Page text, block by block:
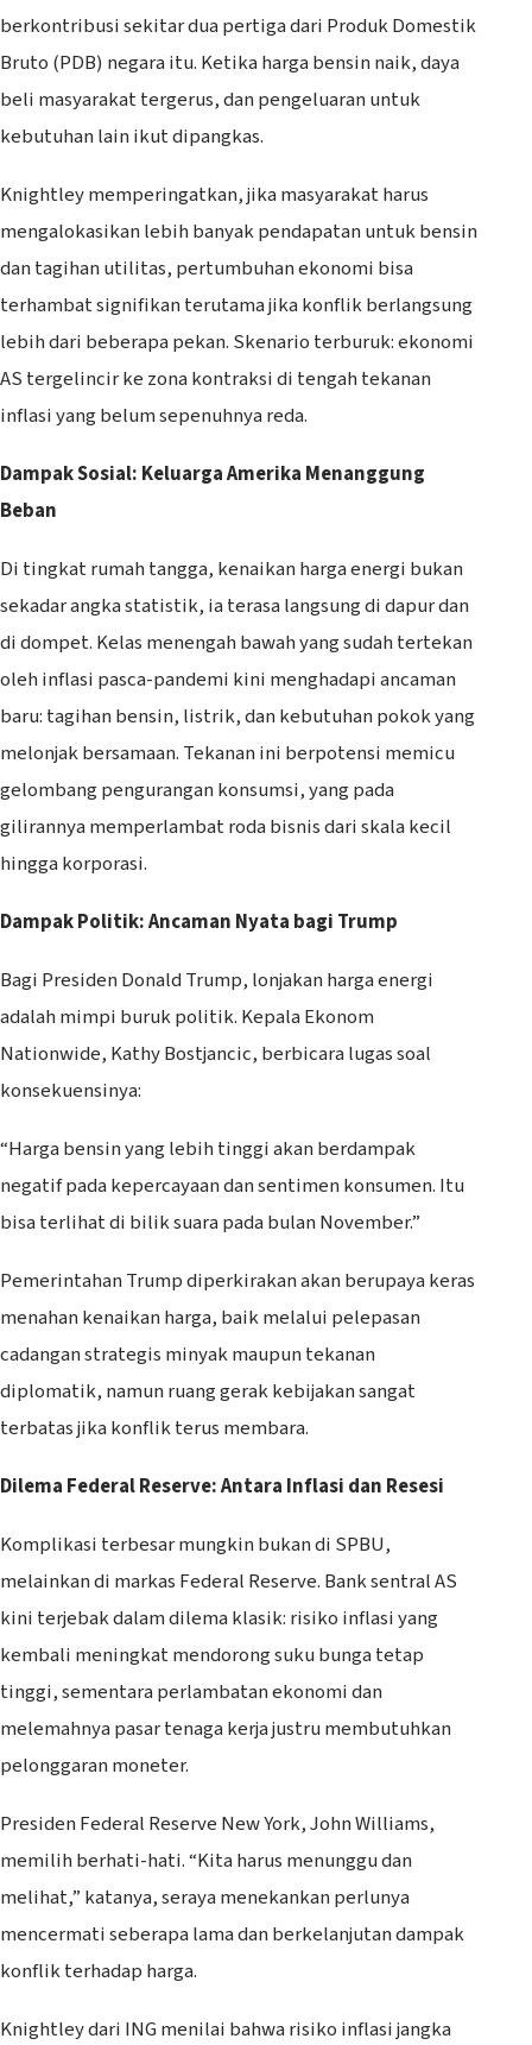
berkontribusi sekitar dua pertiga dari Produk Domestik
Bruto (PDB) negara itu. Ketika harga bensin naik, daya
beli masyarakat tergerus, dan pengeluaran untuk
kebutuhan lain ikut dipangkas.
Knightley memperingatkan, jika masyarakat harus
mengalokasikan lebih banyak pendapatan untuk bensin
dan tagihan utilitas, pertumbuhan ekonomi bisa
terhambat signifikan terutama jika konflik berlangsung
lebih dari beberapa pekan. Skenario terburuk: ekonomi
AS tergelincir ke zona kontraksi di tengah tekanan
inflasi yang belum sepenuhnya reda.
Dampak Sosial: Keluarga Amerika Menanggung
Beban
Di tingkat rumah tangga, kenaikan harga energi bukan
sekadar angka statistik, ia terasa langsung di dapur dan
di dompet. Kelas menengah bawah yang sudah tertekan
oleh inflasi pasca-pandemi kini menghadapi ancaman
baru: tagihan bensin, listrik, dan kebutuhan pokok yang
melonjak bersamaan. Tekanan ini berpotensi memicu
gelombang pengurangan konsumsi, yang pada
gilirannya memperlambat roda bisnis dari skala kecil
hingga korporasi.
Dampak Politik: Ancaman Nyata bagi Trump
Bagi Presiden Donald Trump, lonjakan harga energi
adalah mimpi buruk politik. Kepala Ekonom
Nationwide, Kathy Bostjancic, berbicara lugas soal
konsekuensinya:
“Harga bensin yang lebih tinggi akan berdampak
negatif pada kepercayaan dan sentimen konsumen. Itu
bisa terlihat di bilik suara pada bulan November.”
Pemerintahan Trump diperkirakan akan berupaya keras
menahan kenaikan harga, baik melalui pelepasan
cadangan strategis minyak maupun tekanan
diplomatik, namun ruang gerak kebijakan sangat
terbatas jika konflik terus membara.
Dilema Federal Reserve: Antara Inflasi dan Resesi
Komplikasi terbesar mungkin bukan di SPBU,
melainkan di markas Federal Reserve. Bank sentral AS
kini terjebak dalam dilema klasik: risiko inflasi yang
kembali meningkat mendorong suku bunga tetap
tinggi, sementara perlambatan ekonomi dan
melemahnya pasar tenaga kerja justru membutuhkan
pelonggaran moneter.
Presiden Federal Reserve New York, John Williams,
memilih berhati-hati. “Kita harus menunggu dan
melihat,” katanya, seraya menekankan perlunya
mencermati seberapa lama dan berkelanjutan dampak
konflik terhadap harga.
Knightley dari ING menilai bahwa risiko inflasi jangka